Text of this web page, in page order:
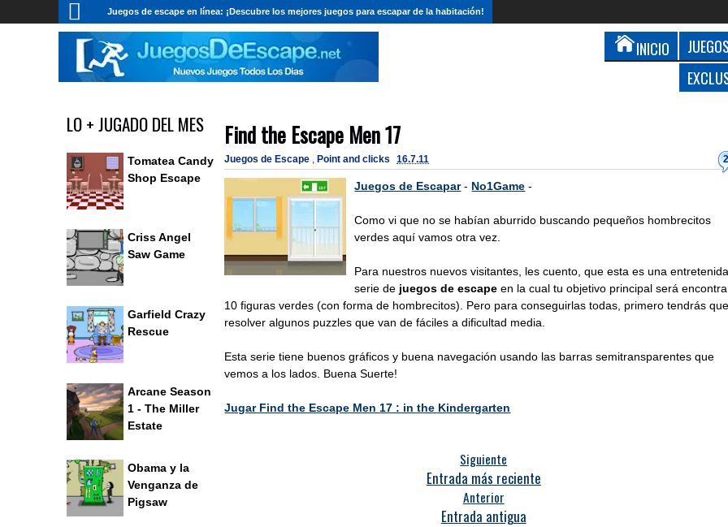
Juegos de escape en línea: ¡Descubre los mejores juegos para escapar de la habitación!
INICIO
Find the Escape Men 17
Juegos de Escape , Point and clicks 16.7.11
Juegos de Escapar- No1Game -
Como vi que no se habían aburrido buscando pequeños hombrecitos
verdes aquí vamos otra vez.
Para nuestros nuevos visitantes, les cuento, que esta es una
serie de juegos de escape en la cual tu objetivo principal será
10 figuras verdes (con forma de hombrecitos). Pero para conseguirlas todas, primero tendrás
resolver algunos puzzles que van de fáciles a dificultad media.
Esta serie tiene buenos gráficos y buena navegación usando las barras semitransparentes que
vemos a los lados. Buena Suerte!
Jugar Find the Escape Men 17 : in the Kindergarten
Siguiente
Entrada más reciente
Anterior
Entrada antigua
LO + JUGADO DEL MES
Tomatea Candy
Shop Escape
Criss Angel
Saw Game
Garfield Crazy
Rescue
Arcane Season
1 - The Miller
Estate
Obama y la
Venganza de
Pigsaw